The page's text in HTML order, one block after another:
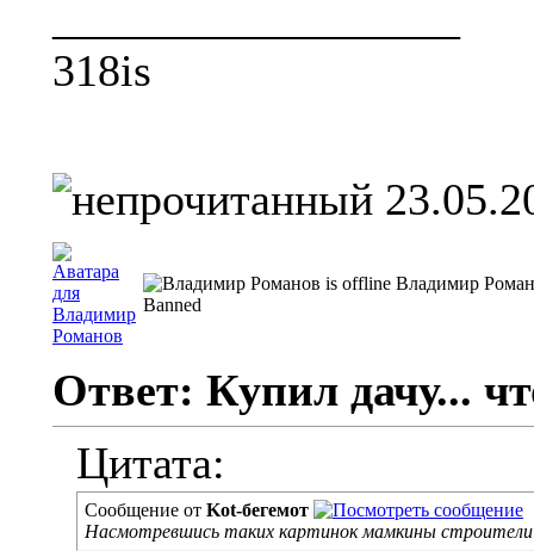
318is
Владимир
Banned
Ответ: Купил дачу...
Цитата:
Сообщение от Kot-бегемот
Насмотревшись таких картинок мамкины